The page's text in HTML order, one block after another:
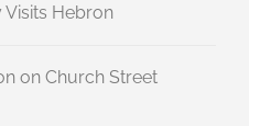
Hebron
on Church Street